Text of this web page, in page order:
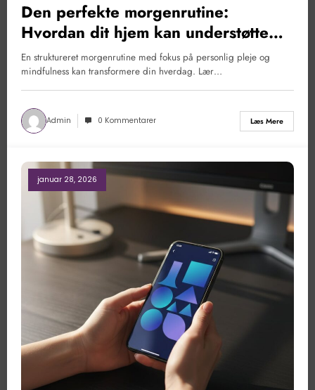
Den perfekte morgenrutine:
Hvordan dit hjem kan understøtte
daglig personlig pleje og
mindfulness
En struktureret morgenrutine med fokus på personlig pleje og
mindfulness kan transformere din hverdag. Lær…
Admin 0 Kommentarer Læs Mere
januar 28, 2026